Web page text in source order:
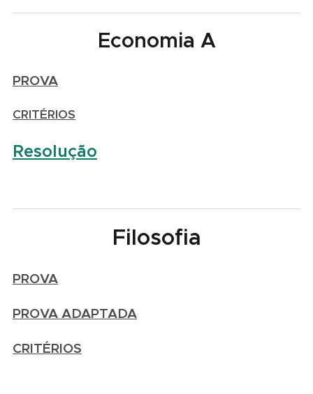
Economia A
PROVA
CRITÉRIOS
Resolução
Filosofia
PROVA
PROVA ADAPTADA
CRITÉRIOS